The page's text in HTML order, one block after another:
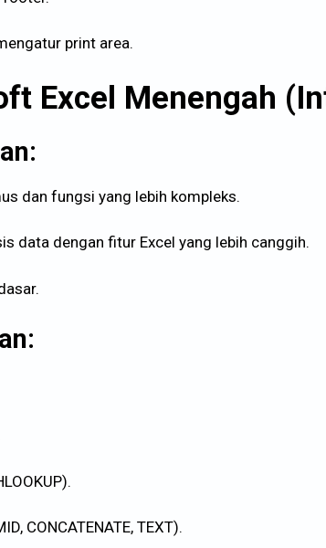
print area.
Excel Menengah
dan fungsi yang lebih kompleks.
data dengan fitur Excel yang lebih canggih.
CONCATENATE, TEXT).